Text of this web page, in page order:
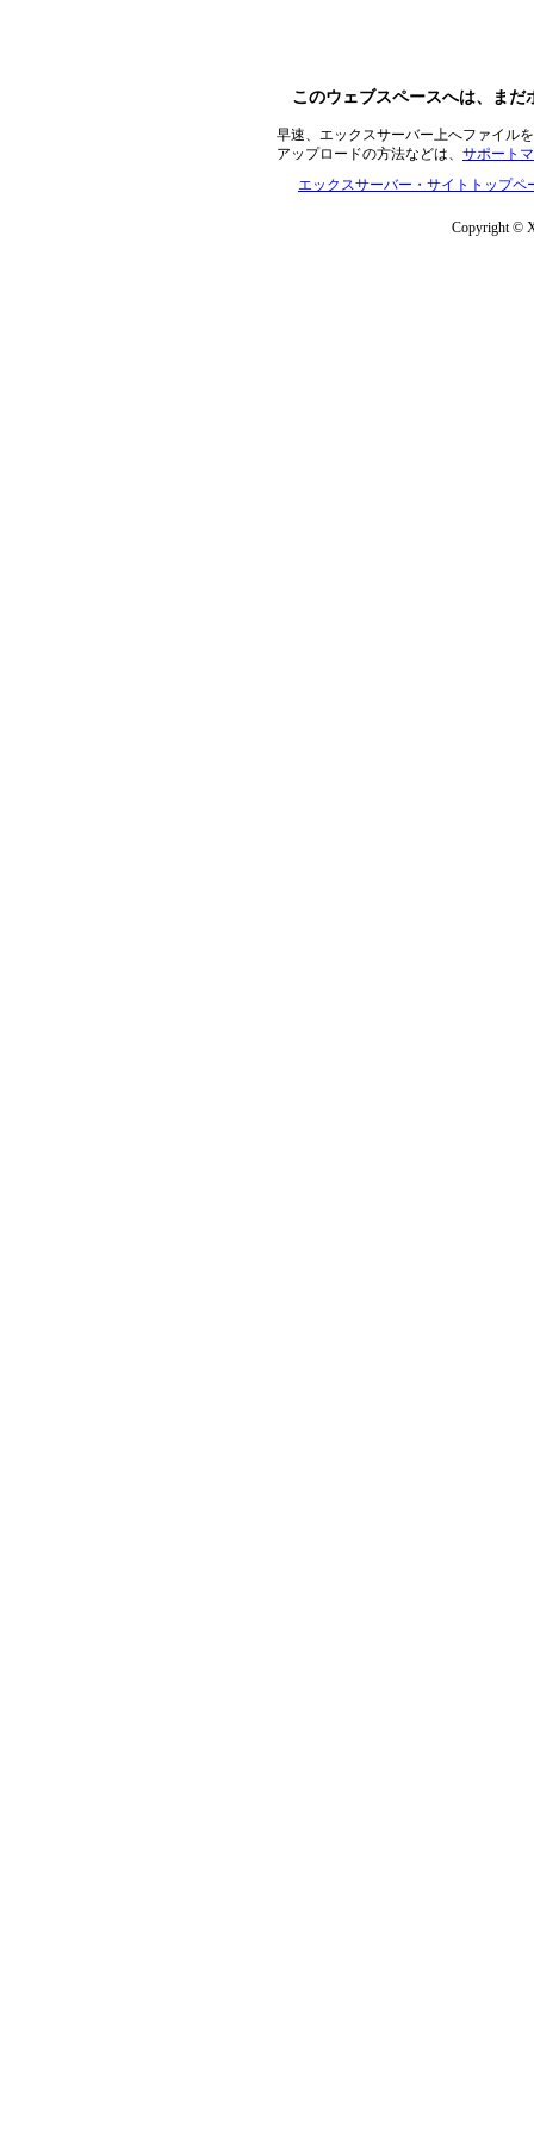
このウェブスペースへは、ま
早速、エックスサーバー上へファイル
アップロードの方法などは、 サポート
エックスサーバー・サイトトップペ
Copyright ©